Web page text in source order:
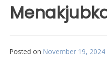
Posted on November 19, 2024